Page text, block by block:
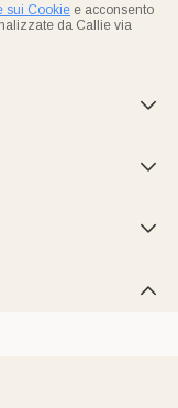
sui Cookie e acconsento
da Callie via



